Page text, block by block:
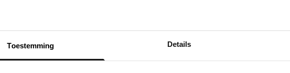
Toestemming Details